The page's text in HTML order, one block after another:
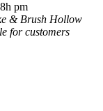
pm
& Brush Hollow
for customers